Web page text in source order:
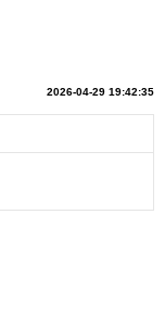
2026-04-29 19:42:35